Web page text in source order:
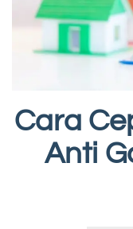
Cara
Anti